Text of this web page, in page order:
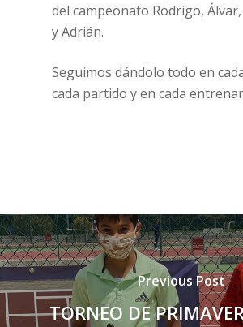
del campeonato Rodrigo,
y Adrián.
Seguimos dándolo todo en
cada partido y en cada
Previous Post
TORNEO DE